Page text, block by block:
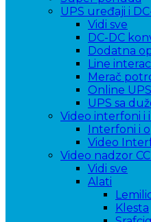
UPS uređaji i
Vidi sve
DC-DC
Dodatna
Line
Merač
Online
UPS sa
Video interfoni i
Interfoni i
Video
Video nadzor
Vidi sve
Alati
Klesta